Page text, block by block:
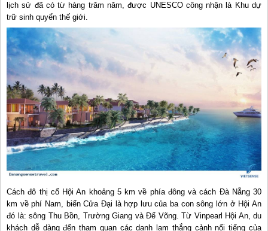
lịch sử đã có từ hàng trăm năm, được UNESCO công nhận là Khu dự
trữ sinh quyển thế giới.
Cách đô thị cổ Hội An khoảng 5 km về phía đông và cách Đà Nẵng 30
km về phí Nam, biển Cửa Đại là hợp lưu của ba con sông lớn ở Hội An
đó là: sông Thu Bồn, Trường Giang và Đế Võng. Từ Vinpearl Hội An, du
khách dễ dàng đến tham quan các danh lam thắng cảnh nổi tiếng của